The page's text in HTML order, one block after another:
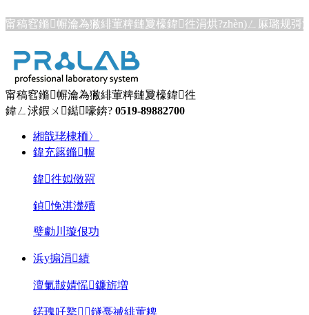
甯稿窞鏅幈瀹為獙緋葷粺鏈夐檺鍏徃涓烘?zhèn)ㄥ厤璐规彁
甯稿窞鏅幈瀹為獙緋葷粺鏈夐檺鍏徃
鍏ㄥ浗鍜ㄨ鐑嚎錛? 0519-89882700
緗戠珯棣栭〉
鍏充簬鏅幈
鍏徃姒傚喌
鍞悗淇濋殰
璧勮川璇佷功
浜у搧涓績
澶氭皵婧愮鐮旂増
鍩瑰吇鐜鐩戞祴緋葷粺